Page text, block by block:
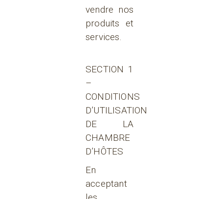
vendre nos
produits et
services.
SECTION 1
–
CONDITIONS
D’UTILISATION
DE LA
CHAMBRE
D’HÔTES
En
acceptant